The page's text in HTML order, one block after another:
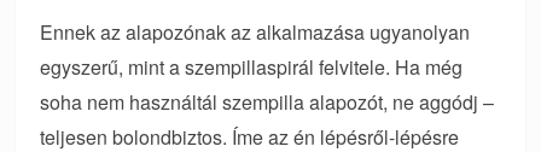
Ennek az alapozónak az alkalmazása ugyanolyan
egyszerű, mint a szempillaspirál felvitele. Ha még
soha nem használtál szempilla alapozót, ne aggódj –
teljesen bolondbiztos. Íme az én lépésről-lépésre